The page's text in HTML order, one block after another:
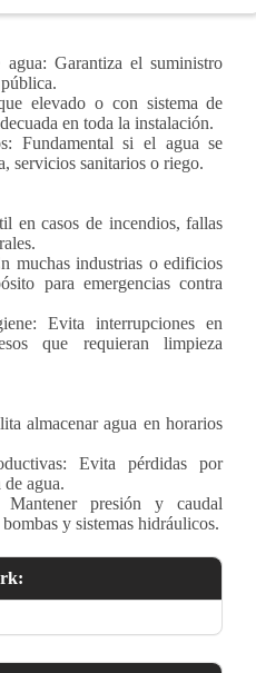
agua: Garantiza el suministro
elevado o con sistema de
en toda la instalación.
Fundamental si el agua se
servicios sanitarios o riego.
en casos de incendios, fallas
muchas industrias o edificios
para emergencias contra
Evita interrupciones en
que requieran limpieza
almacenar agua en horarios
Evita pérdidas por
de agua.
Mantener presión y caudal
bombas y sistemas hidráulicos.